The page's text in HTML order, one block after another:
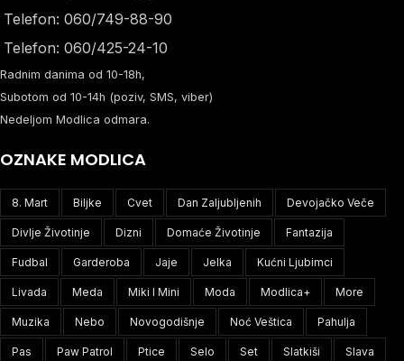
Telefon: 060/749-88-90
Telefon: 060/425-24-10
Radnim danima od 10-18h,
Subotom od 10-14h (poziv, SMS, viber)
Nedeljom Modlica odmara.
OZNAKE MODLICA
8. Mart Biljke Cvet Dan Zaljubljenih Devojačko Veče
Divlje Životinje Dizni Domaće Životinje Fantazija
Fudbal Garderoba Jaje Jelka Kućni Ljubimci
Livada Meda Miki I Mini Moda Modlica+ More
Muzika Nebo Novogodišnje Noć Veštica Pahulja
Pas Paw Patrol Ptice Selo Set Slatkiši Slava